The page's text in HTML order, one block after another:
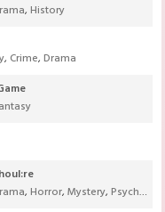
, History
, Crime, Drama
, Horror, Mystery, Psychological